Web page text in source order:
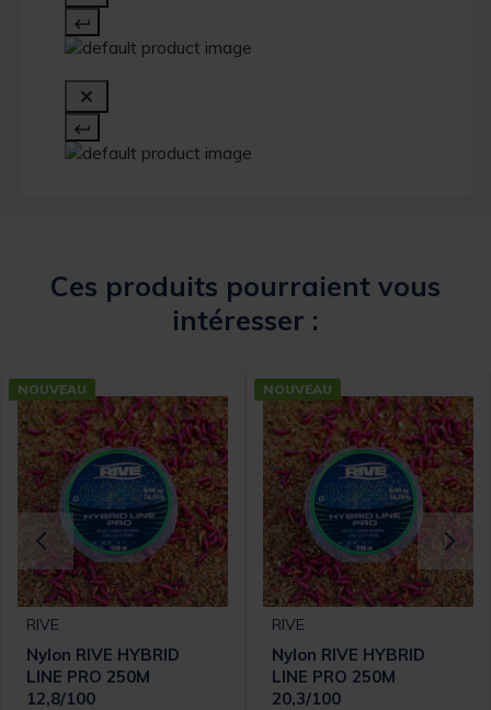
Ces produits pourraient vous
intéresser :
NOUVEAU
RIVE
Nylon RIVE HYBRID
LINE PRO 250M
12,8/100
NOUVEAU
RIVE
Nylon RIVE HYBRID
LINE PRO 250M
20,3/100